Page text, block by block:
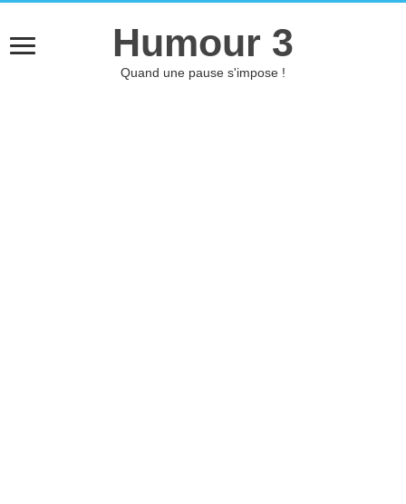
Humour 3
Quand une pause s'impose !